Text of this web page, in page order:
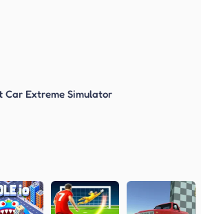
Car Extreme Simulator